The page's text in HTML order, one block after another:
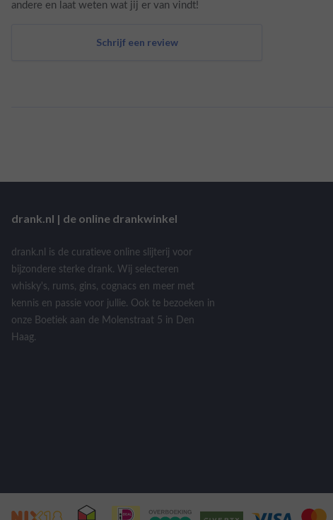
andere en laat weten wat jij er van vindt!
Schrijf een review
drank.nl | de online drankwinkel
drank.nl is de curatieve online slijterij voor
bijzondere sterke drank. Wij selecteren
whisky's, rums, gins, cognacs en meer met
kennis en passie voor jullie. Ook te bezoeken in
onze Boetiek aan de Molenstraat 5 in Den
Haag.